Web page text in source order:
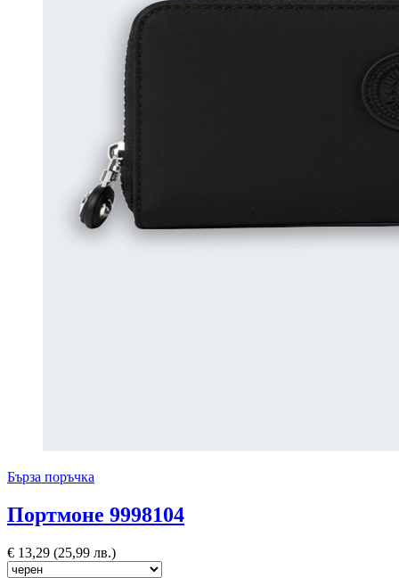
Бърза поръчка
Портмоне 9998104
€ 13,29 (25,99 лв.)